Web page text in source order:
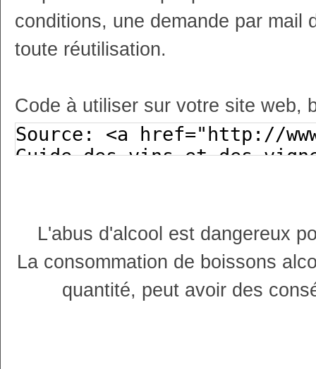
conditions, une demande par mail
toute réutilisation.
Code à utiliser sur votre site web,
L'abus d'alcool est dangereux
La consommation de boissons
quantité, peut avoir des